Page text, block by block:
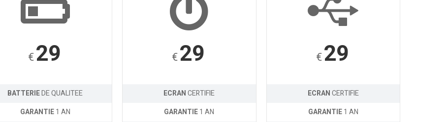
€29
BATTERIEDE QUALITEE
GARANTIE1 AN
€29
ECRANCERTIFIE
GARANTIE1 AN
€29
ECRANCERTIFIE
GARANTIE1 AN